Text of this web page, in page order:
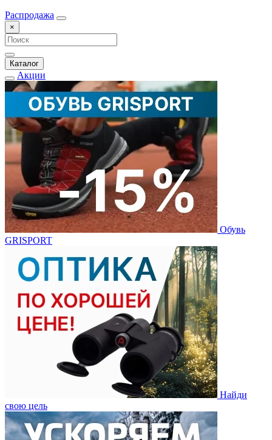
Распродажа
×
Каталог
Акции
Обувь
GRISPORT
Найди
свою цель